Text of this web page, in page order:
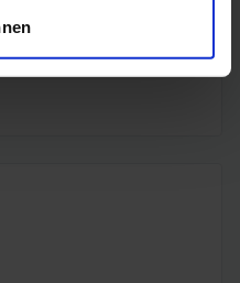
nach bestimmten
Ihre persönlichen Daten
soziale Medien anbieten
✔️